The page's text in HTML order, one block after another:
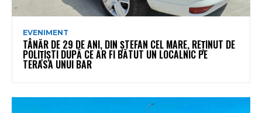
EVENIMENT
TÂNĂR DE 29 DE ANI, DIN ȘTEFAN CEL MARE, REȚINUT DE
POLIȚIȘTI DUPĂ CE AR FI BĂTUT UN LOCALNIC PE
TERASA UNUI BAR